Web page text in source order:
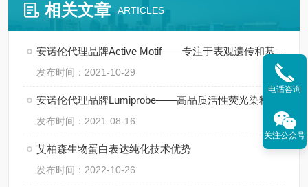
相关文章 ARTICLES
安诺伦代理品牌Active Motif——专注于表观遗传和基因调控领域
发布时间：2021-10-29
发布时间：2021-08-16
艾柏森生物蛋白表达纯化技术优势
发布时间：2022-10-26
电话咨询
关注公众号